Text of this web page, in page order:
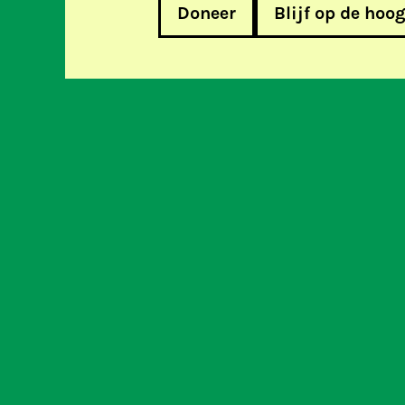
Doneer Blijf op de